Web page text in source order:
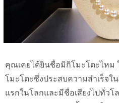
คุณเคยได้ยินชื่อมิกิโมะโตะไหม
โมะโตะซึ่งประสบความสำเร็จใ
แรกในโลกและมีชื่อเสียงไปทั่ว